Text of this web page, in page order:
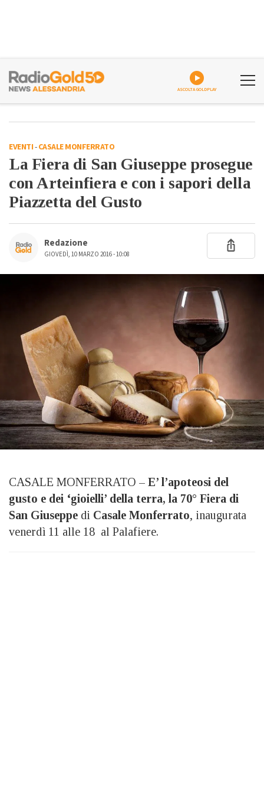
ASCOLTA GOLDPLAY
EVENTI-CASALE MONFERRATO
La Fiera di San Giuseppe prosegue
con Arteinfiera e con i sapori della
Piazzetta del Gusto
Redazione
GIOVEDÌ, 10 MARZO 2016 - 10:08
CASALE MONFERRATO – E’ l’apoteosi del
gusto e dei ‘gioielli’ della terra, la 70° Fiera di
San Giuseppe di Casale Monferrato, inaugurata
venerdì 11 alle 18 al Palafiere.